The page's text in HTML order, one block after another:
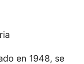
en 1948, se